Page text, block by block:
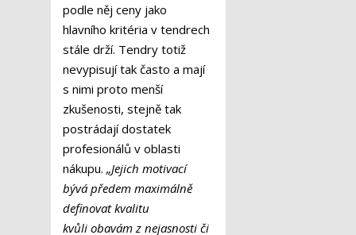
podle něj ceny jako
hlavního kritéria v tendrech
stále drží. Tendry totiž
nevypisují tak často a mají
s nimi proto menší
zkušenosti, stejně tak
postrádají dostatek
profesionálů v oblasti
nákupu. „Jejich motivací
bývá předem maximálně
definovat kvalitu
kvůli obavám z nejasnosti či